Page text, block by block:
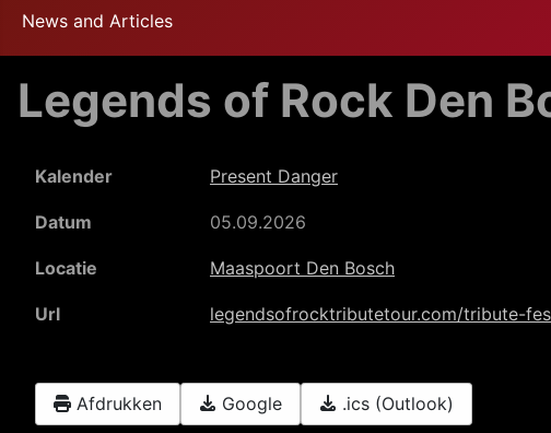
News and Articles
Legends of Rock Den
Kalender Present Danger
Datum 05.09.2026
Locatie Maaspoort Den Bosch
Url legendsofrocktributetour.com/tribute-
Afdrukken Google .ics (Outlook)